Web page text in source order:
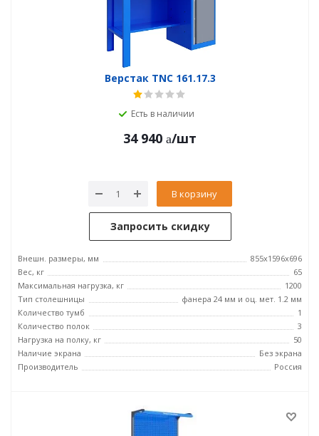
Верстак TNC 161.17.3
Есть в наличии
34 940 /шт
В корзину
Запросить скидку
Внешн. размеры, мм
855x1596x696
Вес, кг
65
Максимальная нагрузка, кг
1200
Тип столешницы
фанера 24 мм и оц. мет. 1.2 мм
Количество тумб
1
Количество полок
3
Нагрузка на полку, кг
50
Наличие экрана
Без экрана
Производитель
Россия